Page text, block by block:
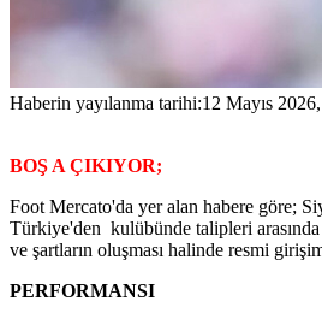
Haberin yayılanma tarihi:12 Mayıs 2026,
BOŞ A ÇIKIYOR;
Foot Mercato'da yer alan habere göre;
Türkiye'den kulübünde talipleri
ve şartların oluşması halinde resmi
PERFORMANSI